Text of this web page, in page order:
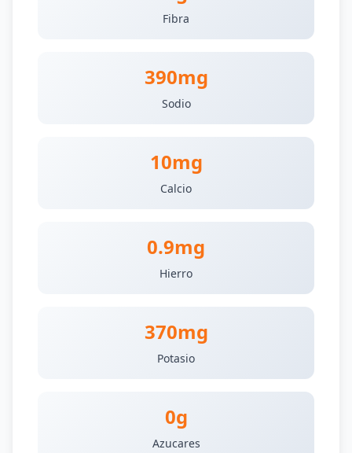
Fibra
390mg
Sodio
10mg
Calcio
0.9mg
Hierro
370mg
Potasio
0g
Azucares